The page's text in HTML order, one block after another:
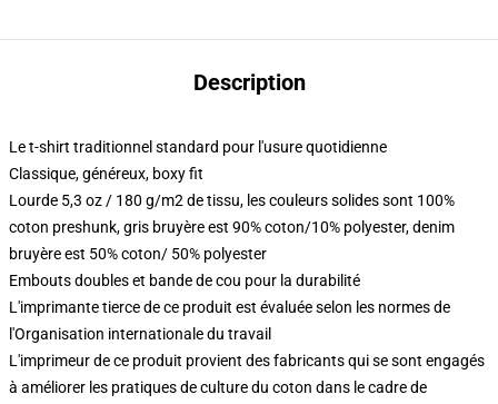
Description
Le t-shirt traditionnel standard pour l'usure quotidienne
Classique, généreux, boxy fit
Lourde 5,3 oz / 180 g/m2 de tissu, les couleurs solides sont 100%
coton preshunk, gris bruyère est 90% coton/10% polyester, denim
bruyère est 50% coton/ 50% polyester
Embouts doubles et bande de cou pour la durabilité
L'imprimante tierce de ce produit est évaluée selon les normes de
l'Organisation internationale du travail
L'imprimeur de ce produit provient des fabricants qui se sont engagés
à améliorer les pratiques de culture du coton dans le cadre de